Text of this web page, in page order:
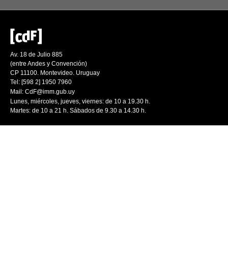
Av. 18 de Julio 885
(entre Andes y Convención)
CP 11100. Montevideo. Uruguay
Tel: [598 2] 1950 7960
Mail: CdF@imm.gub.uy
Lunes, miércoles, jueves, viernes: de 10 a 19.30 h.
Martes: de 10 a 21 h. Sábados de 9.30 a 14.30 h.